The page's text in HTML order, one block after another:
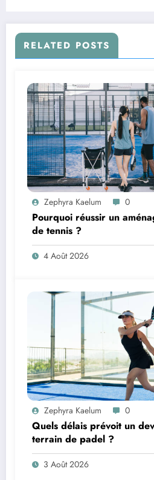
RELATED POSTS
Zephyra Kaelum 0
Pourquoi réussir un
de tennis ?
4 Août 2026
Zephyra Kaelum 0
Quels délais prévoit un
terrain de padel ?
3 Août 2026